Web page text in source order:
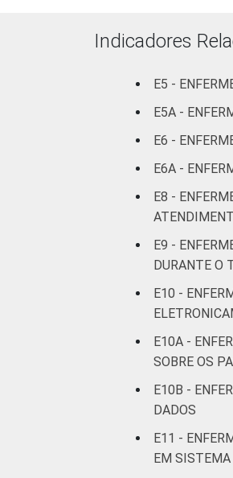
UNIDADE BÁSICA
DE SAÚDE
FAIXA ETÁRIA
LOCALIZAÇÃO
Indicadores
E5 -
E5A -
E6 -
E6A -
E8 -
E9 -
DURANTE O
E10 -
E10A -
SOBRE OS
E10B -
DADOS
E11 -
EM SISTEMA